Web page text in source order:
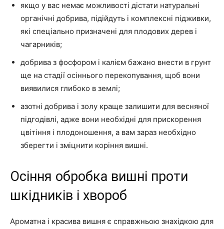
якщо у вас немає можливості дістати натуральні
органічні добрива, підійдуть і комплексні підживки,
які спеціально призначені для плодових дерев і
чагарників;
добрива з фосфором і калієм бажано внести в грунт
ще на стадії осіннього перекопування, щоб вони
виявилися глибоко в землі;
азотні добрива і золу краще залишити для весняної
підгодівлі, адже вони необхідні для прискорення
цвітіння і плодоношення, а вам зараз необхідно
зберегти і зміцнити коріння вишні.
Осіння обробка вишні проти
шкідників і хвороб
Ароматна і красива вишня є справжньою знахідкою для